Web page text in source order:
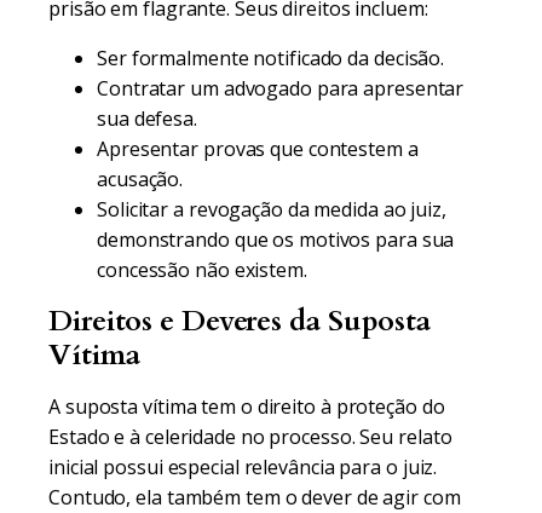
prisão em flagrante. Seus direitos incluem:
Ser formalmente notificado da decisão.
Contratar um advogado para apresentar
sua defesa.
Apresentar provas que contestem a
acusação.
Solicitar a revogação da medida ao juiz,
demonstrando que os motivos para sua
concessão não existem.
Direitos e Deveres da Suposta
Vítima
A suposta vítima tem o direito à proteção do
Estado e à celeridade no processo. Seu relato
inicial possui especial relevância para o juiz.
Contudo, ela também tem o dever de agir com